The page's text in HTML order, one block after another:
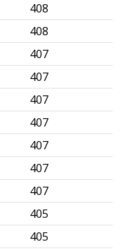
408
408
407
407
407
407
407
407
407
405
405